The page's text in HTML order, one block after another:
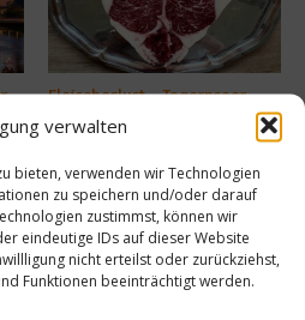
verwalten
bieten, verwenden wir Technologien
zu speichern und/oder darauf
zustimmst, können wir
eindeutige IDs auf dieser Website
nicht erteilst oder zurückziehst,
Funktionen beeinträchtigt werden.
Fleischeslust – Tegernseer
Wagyu